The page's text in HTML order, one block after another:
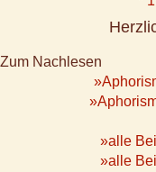
Zum Nachlesen
»alle
»alle